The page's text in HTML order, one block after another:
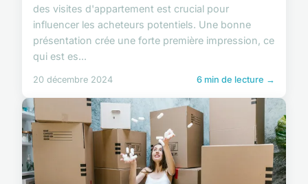
des visites d'appartement est crucial pour
influencer les acheteurs potentiels. Une bonne
présentation crée une forte première impression, ce
qui est es...
20 décembre 2024 6 min de lecture →